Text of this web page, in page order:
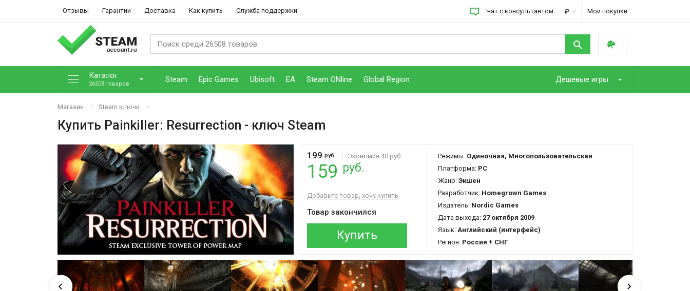
Отзывы Гарантии Доставка Как купить Служба поддержки Чат с консультантом ₽ Мои покупки
Каталог
26508 товаров Steam Epic Games Ubisoft EA Steam ONline Global Region Дешевые игры
Магазин Steam ключи
Купить Painkiller: Resurrection - ключ Steam
199руб. Экономия 40 руб.
159 руб.
Добавьте товар, хочу купить
Товар закончился
Купить
Режимы: Одиночная, Многопользовательская
Платформа: PC
Жанр: Экшен
Разработчик: Homegrown Games
Издатель: Nordic Games
Дата выхода: 27 октября 2009
Язык: Английский (интерфейс)
Регион: Россия + СНГ